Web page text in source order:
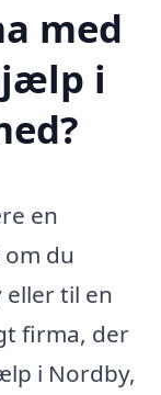
med
i
en
du
til en
firma, der
i Nordby,